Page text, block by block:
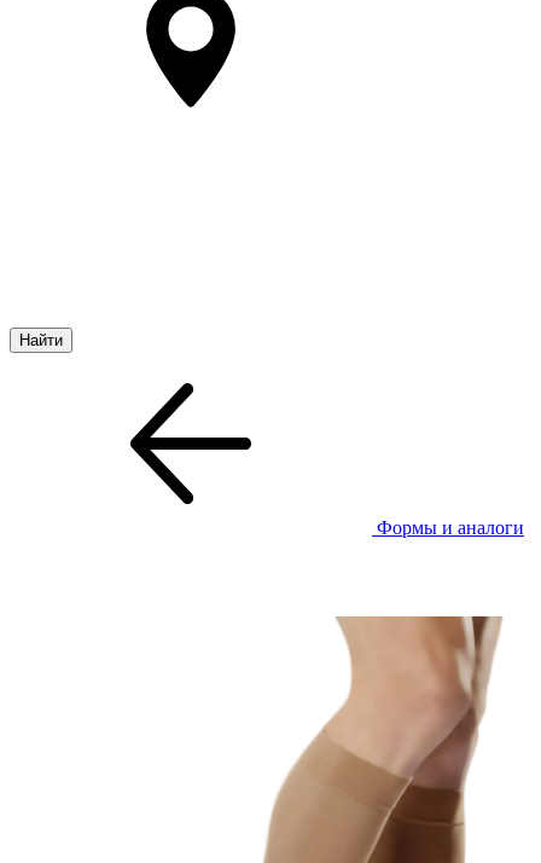
Формы и аналоги